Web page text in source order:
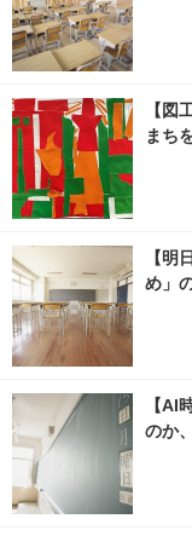
【図
まち
【明
め」
【AI
のか